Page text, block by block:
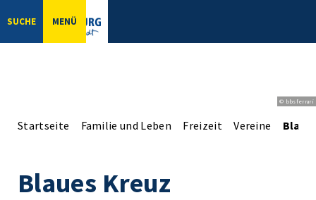
SUCHE MENÜ
© bbsferrari
Startseite Familie und Leben Freizeit Vereine
Blaues Kreuz